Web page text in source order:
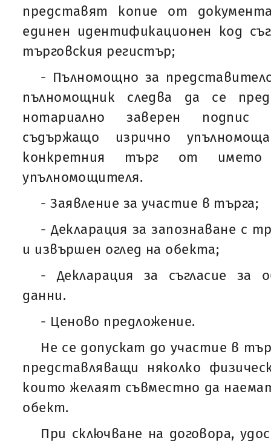
представят копие от
единен идентификационен код
търговския регистър;
- Пълномощно за
пълномощник следва да се
нотариално заверен подпис
съдържащо изрично
конкретния търг от
упълномощителя.
- Заявление за участие в търга;
- Декларация за запознаване с
и извършен оглед на обекта;
- Декларация за съгласие за
данни.
- Ценово предложение.
Не се допускат до участие в
представляващи няколко
които желаят съвместно да
обект.
При сключване на договора,